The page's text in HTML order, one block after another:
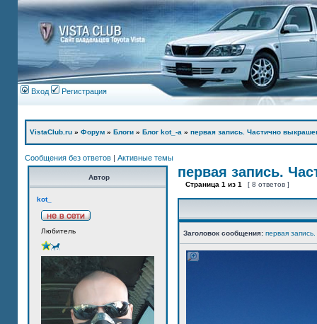
Вход Регистрация
VistaClub.ru » Форум » Блоги » Блог kot_-а » первая запись. Частично
Сообщения без ответов | Активные темы
Автор
kot_
Любитель
первая запись.
Страница 1 из 1 [ 8 ответов ]
Заголовок сообщения: первая